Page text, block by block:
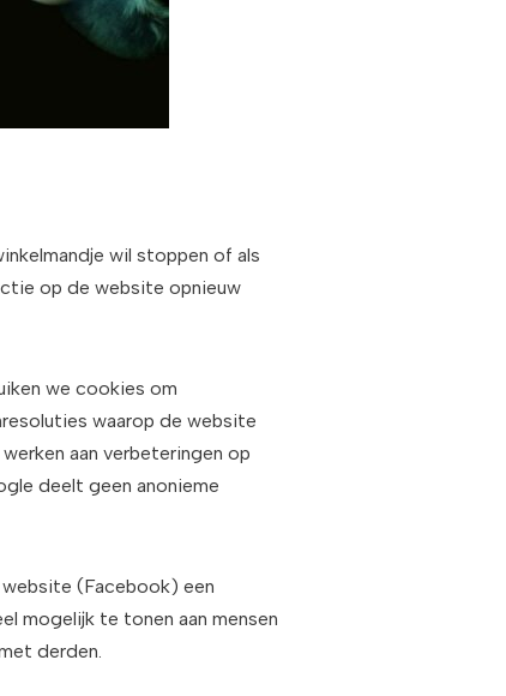
wil stoppen of als
op de website opnieuw
we cookies om
waarop de website
aan verbeteringen op
deelt geen anonieme
(Facebook) een
mogelijk te tonen aan mensen
derden.